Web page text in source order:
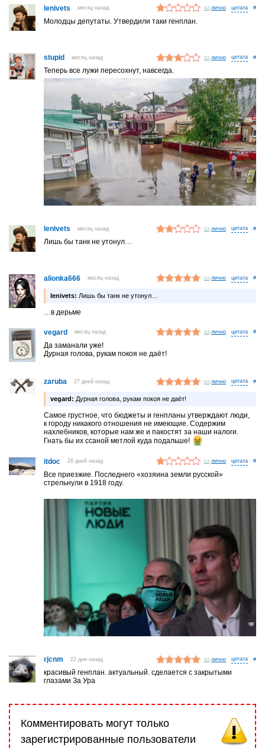
lenivets месяц назад лично #
Молодцы депутаты. Утвердили таки генплан.
stupid месяц назад лично #
Теперь все лужи пересохнут, навсегда.
lenivets месяц назад лично #
Лишь бы танк не утонул…
alionka666 месяц назад лично #
lenivets: Лишь бы танк не утонул…
…в дерьме
vegard месяц назад лично #
Да заманали уже!
Дурная голова, рукам покоя не даёт!
zaruba 27 дней назад лично #
vegard: Дурная голова, рукам покоя не даёт!
Самое грустное, что бюджеты и генпланы утверждают люди,
к городу никакого отношения не имеющие. Содержим
нахлебников, которые нам же и пакостят за наши налоги.
Гнать бы их ссаной метлой куда подальше!
itdoc 26 дней назад лично #
Все приезжие. Последнего «хозяина земли русской»
стрельнули в 1918 году.
rjcnm 22 дня назад лично #
красивый генплан. актуальный. сделается с закрытыми
глазами За Ура
Комментировать могут только
зарегистрированные пользователи